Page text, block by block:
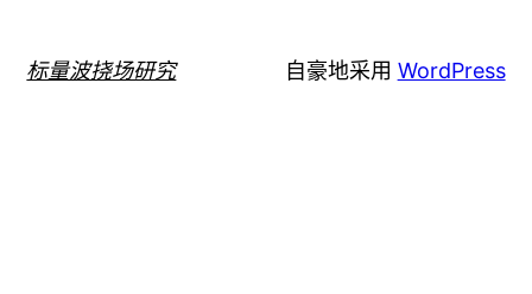
标量波挠场研究 自豪地采用 WordPress